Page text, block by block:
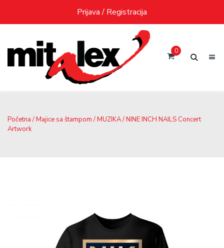
content
Prijava / Registracija
0
Početna /Majice sa štampom /MUZIKA/ NINE INCH NAILS Concert
Artwork